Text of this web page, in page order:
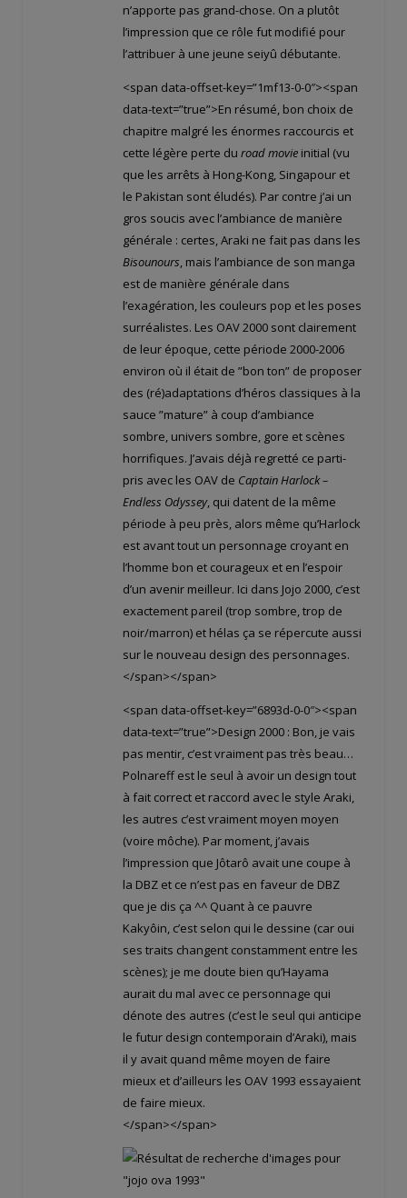
n’apporte pas grand-chose. On a plutôt
l’impression que ce rôle fut modifié pour
l’attribuer à une jeune seiyû débutante.
<span data-offset-key=”1mf13-0-0″><span
data-text=”true”>En résumé, bon choix de
chapitre malgré les énormes raccourcis et
cette légère perte du road movie initial (vu
que les arrêts à Hong-Kong, Singapour et
le Pakistan sont éludés). Par contre j’ai un
gros soucis avec l’ambiance de manière
générale : certes, Araki ne fait pas dans les
Bisounours, mais l’ambiance de son manga
est de manière générale dans
l’exagération, les couleurs pop et les poses
surréalistes. Les OAV 2000 sont clairement
de leur époque, cette période 2000-2006
environ où il était de ”bon ton” de proposer
des (ré)adaptations d’héros classiques à la
sauce ”mature” à coup d’ambiance
sombre, univers sombre, gore et scènes
horrifiques. J’avais déjà regretté ce parti-
pris avec les OAV de Captain Harlock –
Endless Odyssey, qui datent de la même
période à peu près, alors même qu’Harlock
est avant tout un personnage croyant en
l’homme bon et courageux et en l’espoir
d’un avenir meilleur. Ici dans Jojo 2000, c’est
exactement pareil (trop sombre, trop de
noir/marron) et hélas ça se répercute aussi
sur le nouveau design des personnages.
</span></span>
<span data-offset-key=”6893d-0-0″><span
data-text=”true”>Design 2000 : Bon, je vais
pas mentir, c’est vraiment pas très beau…
Polnareff est le seul à avoir un design tout
à fait correct et raccord avec le style Araki,
les autres c’est vraiment moyen moyen
(voire môche). Par moment, j’avais
l’impression que Jôtarô avait une coupe à
la DBZ et ce n’est pas en faveur de DBZ
que je dis ça ^^ Quant à ce pauvre
Kakyôin, c’est selon qui le dessine (car oui
ses traits changent constamment entre les
scènes); je me doute bien qu’Hayama
aurait du mal avec ce personnage qui
dénote des autres (c’est le seul qui anticipe
le futur design contemporain d’Araki), mais
il y avait quand même moyen de faire
mieux et d’ailleurs les OAV 1993 essayaient
de faire mieux.
</span></span>